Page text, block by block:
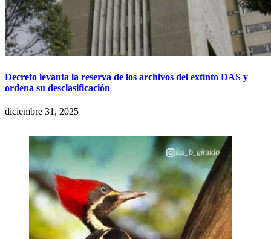
Decreto levanta la reserva de los archivos del extinto DAS y
ordena su desclasificación
diciembre 31, 2025